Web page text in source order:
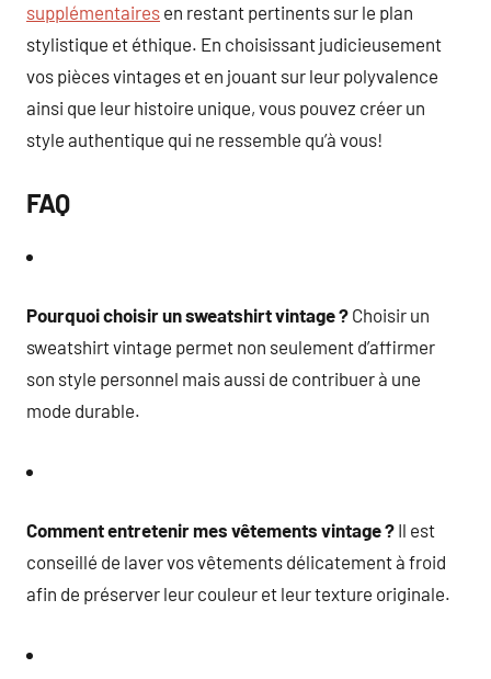
supplémentaires en restant pertinents sur le plan
stylistique et éthique. En choisissant judicieusement
vos pièces vintages et en jouant sur leur polyvalence
ainsi que leur histoire unique, vous pouvez créer un
style authentique qui ne ressemble qu’à vous!
FAQ
Pourquoi choisir un sweatshirt vintage ? Choisir un
sweatshirt vintage permet non seulement d’affirmer
son style personnel mais aussi de contribuer à une
mode durable.
Comment entretenir mes vêtements vintage ? Il est
conseillé de laver vos vêtements délicatement à froid
afin de préserver leur couleur et leur texture originale.